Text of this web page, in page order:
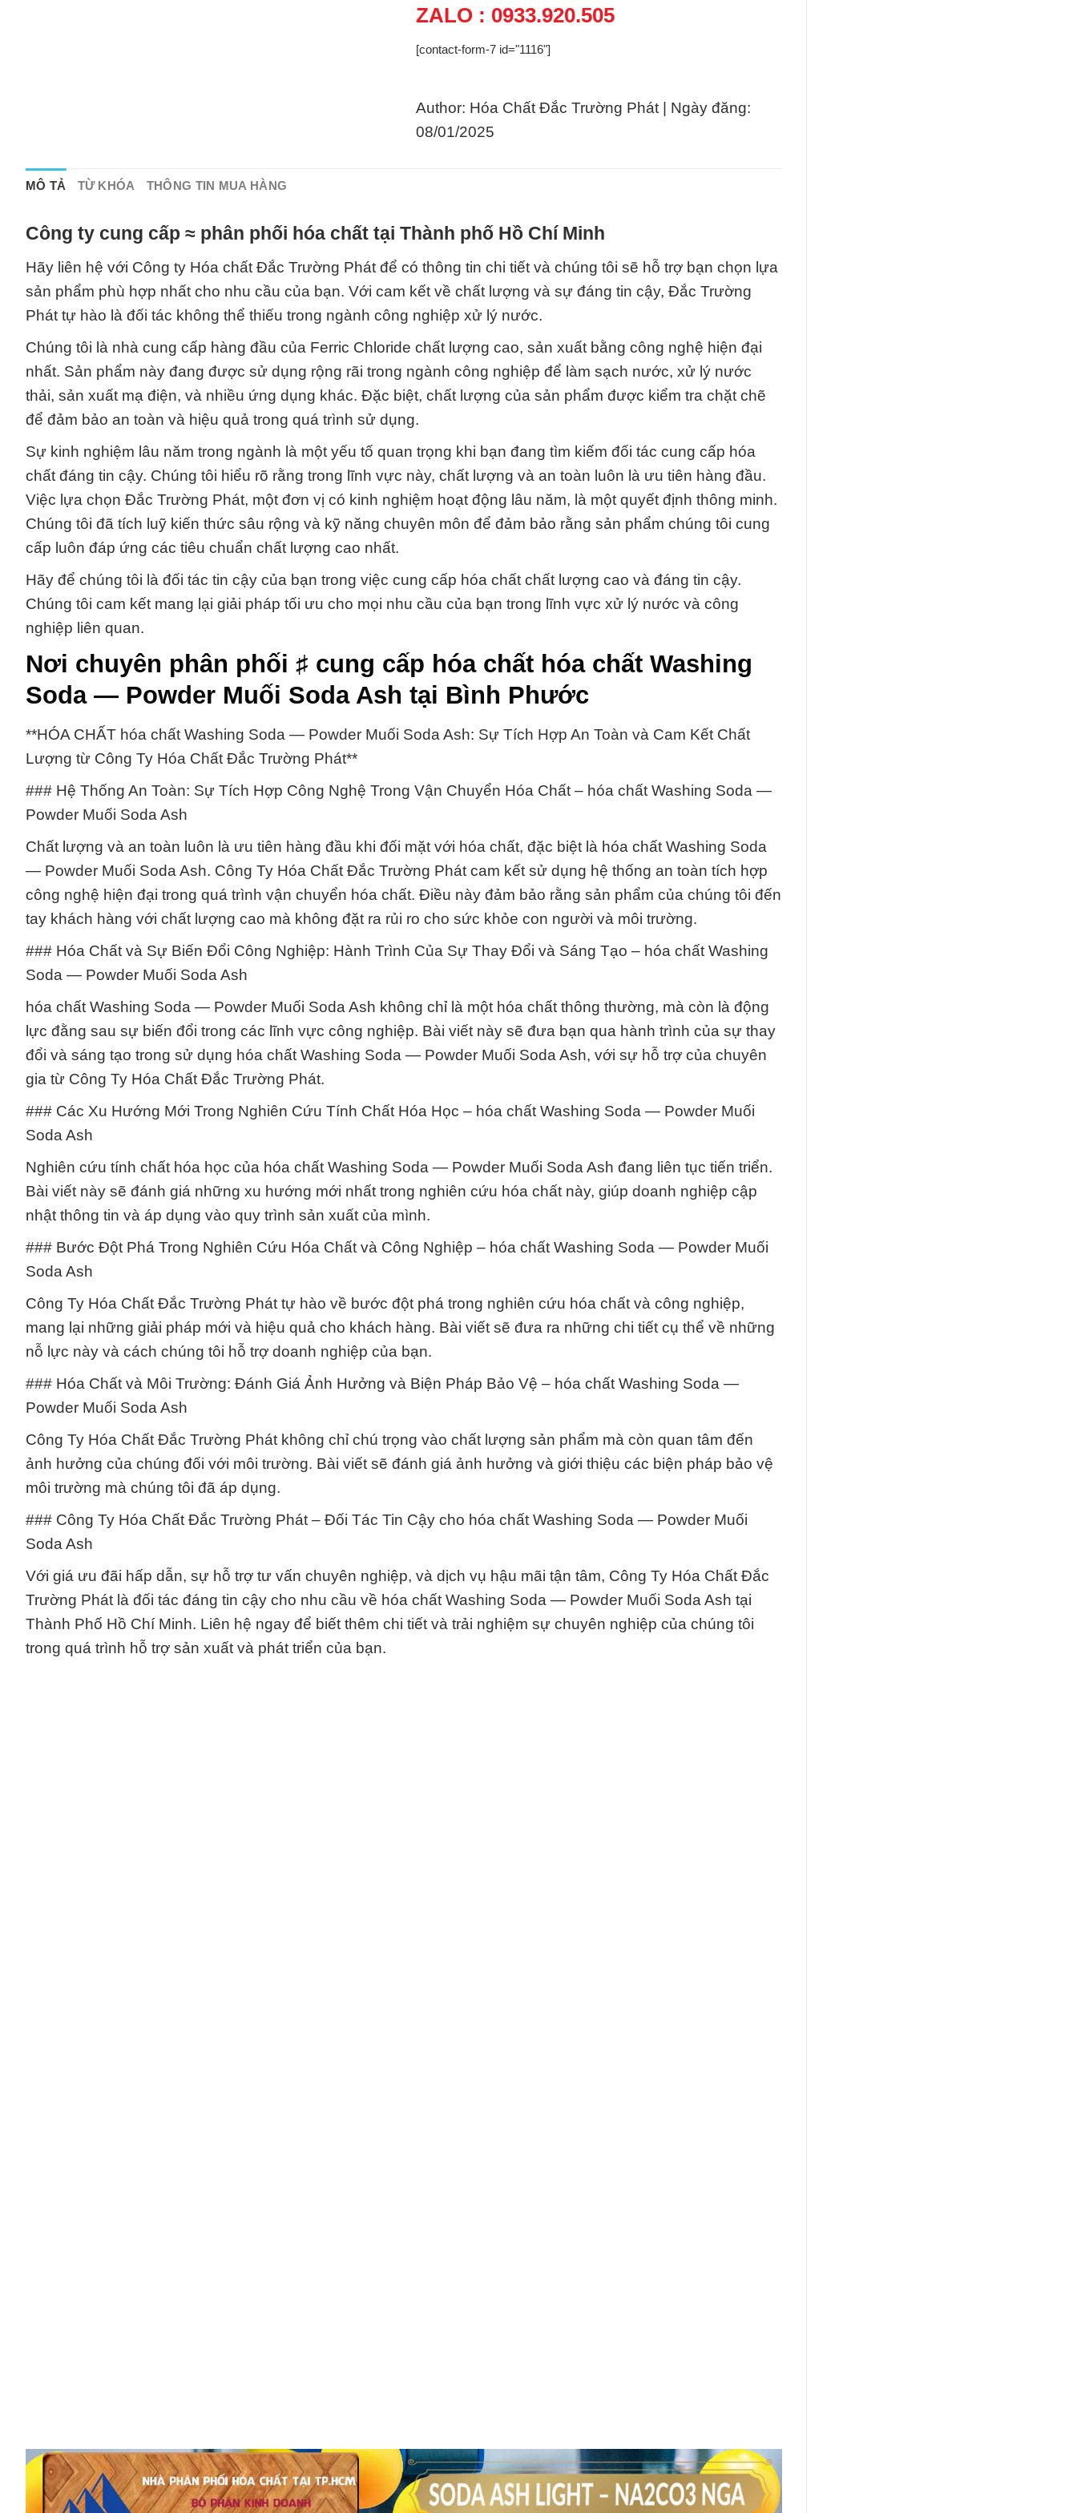
ZALO : 0933.920.505
[contact-form-7 id="1116"]
Author: Hóa Chất Đắc Trường Phát | Ngày đăng:
08/01/2025
MÔ TẢ TỪ KHÓA THÔNG TIN MUA HÀNG
Công ty cung cấp ≈ phân phối hóa chất tại Thành phố Hồ Chí Minh
Hãy liên hệ với Công ty Hóa chất Đắc Trường Phát để có thông tin chi tiết và chúng tôi sẽ hỗ trợ bạn chọn lựa
sản phẩm phù hợp nhất cho nhu cầu của bạn. Với cam kết về chất lượng và sự đáng tin cậy, Đắc Trường
Phát tự hào là đối tác không thể thiếu trong ngành công nghiệp xử lý nước.
Chúng tôi là nhà cung cấp hàng đầu của Ferric Chloride chất lượng cao, sản xuất bằng công nghệ hiện đại
nhất. Sản phẩm này đang được sử dụng rộng rãi trong ngành công nghiệp để làm sạch nước, xử lý nước
thải, sản xuất mạ điện, và nhiều ứng dụng khác. Đặc biệt, chất lượng của sản phẩm được kiểm tra chặt chẽ
để đảm bảo an toàn và hiệu quả trong quá trình sử dụng.
Sự kinh nghiệm lâu năm trong ngành là một yếu tố quan trọng khi bạn đang tìm kiếm đối tác cung cấp hóa
chất đáng tin cậy. Chúng tôi hiểu rõ rằng trong lĩnh vực này, chất lượng và an toàn luôn là ưu tiên hàng đầu.
Việc lựa chọn Đắc Trường Phát, một đơn vị có kinh nghiệm hoạt động lâu năm, là một quyết định thông minh.
Chúng tôi đã tích luỹ kiến thức sâu rộng và kỹ năng chuyên môn để đảm bảo rằng sản phẩm chúng tôi cung
cấp luôn đáp ứng các tiêu chuẩn chất lượng cao nhất.
Hãy để chúng tôi là đối tác tin cậy của bạn trong việc cung cấp hóa chất chất lượng cao và đáng tin cậy.
Chúng tôi cam kết mang lại giải pháp tối ưu cho mọi nhu cầu của bạn trong lĩnh vực xử lý nước và công
nghiệp liên quan.
Nơi chuyên phân phối ♯ cung cấp hóa chất hóa chất Washing
Soda — Powder Muối Soda Ash tại Bình Phước
**HÓA CHẤT hóa chất Washing Soda — Powder Muối Soda Ash: Sự Tích Hợp An Toàn và Cam Kết Chất
Lượng từ Công Ty Hóa Chất Đắc Trường Phát**
### Hệ Thống An Toàn: Sự Tích Hợp Công Nghệ Trong Vận Chuyển Hóa Chất – hóa chất Washing Soda —
Powder Muối Soda Ash
Chất lượng và an toàn luôn là ưu tiên hàng đầu khi đối mặt với hóa chất, đặc biệt là hóa chất Washing Soda
— Powder Muối Soda Ash. Công Ty Hóa Chất Đắc Trường Phát cam kết sử dụng hệ thống an toàn tích hợp
công nghệ hiện đại trong quá trình vận chuyển hóa chất. Điều này đảm bảo rằng sản phẩm của chúng tôi đến
tay khách hàng với chất lượng cao mà không đặt ra rủi ro cho sức khỏe con người và môi trường.
### Hóa Chất và Sự Biến Đổi Công Nghiệp: Hành Trình Của Sự Thay Đổi và Sáng Tạo – hóa chất Washing
Soda — Powder Muối Soda Ash
hóa chất Washing Soda — Powder Muối Soda Ash không chỉ là một hóa chất thông thường, mà còn là động
lực đằng sau sự biến đổi trong các lĩnh vực công nghiệp. Bài viết này sẽ đưa bạn qua hành trình của sự thay
đổi và sáng tạo trong sử dụng hóa chất Washing Soda — Powder Muối Soda Ash, với sự hỗ trợ của chuyên
gia từ Công Ty Hóa Chất Đắc Trường Phát.
### Các Xu Hướng Mới Trong Nghiên Cứu Tính Chất Hóa Học – hóa chất Washing Soda — Powder Muối
Soda Ash
Nghiên cứu tính chất hóa học của hóa chất Washing Soda — Powder Muối Soda Ash đang liên tục tiến triển.
Bài viết này sẽ đánh giá những xu hướng mới nhất trong nghiên cứu hóa chất này, giúp doanh nghiệp cập
nhật thông tin và áp dụng vào quy trình sản xuất của mình.
### Bước Đột Phá Trong Nghiên Cứu Hóa Chất và Công Nghiệp – hóa chất Washing Soda — Powder Muối
Soda Ash
Công Ty Hóa Chất Đắc Trường Phát tự hào về bước đột phá trong nghiên cứu hóa chất và công nghiệp,
mang lại những giải pháp mới và hiệu quả cho khách hàng. Bài viết sẽ đưa ra những chi tiết cụ thể về những
nỗ lực này và cách chúng tôi hỗ trợ doanh nghiệp của bạn.
### Hóa Chất và Môi Trường: Đánh Giá Ảnh Hưởng và Biện Pháp Bảo Vệ – hóa chất Washing Soda —
Powder Muối Soda Ash
Công Ty Hóa Chất Đắc Trường Phát không chỉ chú trọng vào chất lượng sản phẩm mà còn quan tâm đến
ảnh hưởng của chúng đối với môi trường. Bài viết sẽ đánh giá ảnh hưởng và giới thiệu các biện pháp bảo vệ
môi trường mà chúng tôi đã áp dụng.
### Công Ty Hóa Chất Đắc Trường Phát – Đối Tác Tin Cậy cho hóa chất Washing Soda — Powder Muối
Soda Ash
Với giá ưu đãi hấp dẫn, sự hỗ trợ tư vấn chuyên nghiệp, và dịch vụ hậu mãi tận tâm, Công Ty Hóa Chất Đắc
Trường Phát là đối tác đáng tin cậy cho nhu cầu về hóa chất Washing Soda — Powder Muối Soda Ash tại
Thành Phố Hồ Chí Minh. Liên hệ ngay để biết thêm chi tiết và trải nghiệm sự chuyên nghiệp của chúng tôi
trong quá trình hỗ trợ sản xuất và phát triển của bạn.